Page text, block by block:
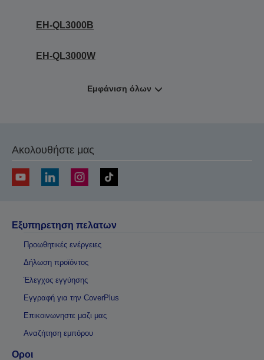
EH-QL3000B
EH-QL3000W
Εμφάνιση όλων
Ακολουθήστε μας
Εξυπηρετηση πελατων
Προωθητικές ενέργειες
Δήλωση προϊόντος
Έλεγχος εγγύησης
Εγγραφή για την CoverPlus
Επικοινωνηστε μαζι μας
Αναζήτηση εμπόρου
Οροι